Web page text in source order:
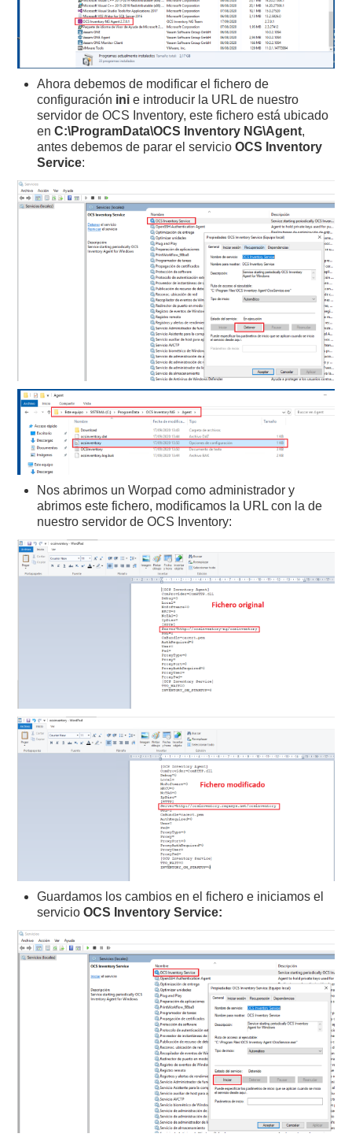
Ahora debemos de modificar el fichero de
configuración ini e introducir la URL de nuestro
servidor de OCS Inventory, este fichero está ubicado
enC:\ProgramData\OCS Inventory NG\Agent,
antes debemos de parar el servicioOCS Inventory
Service:
Nos abrimos un Worpad como administrador y
abrimos este fichero, modificamos la URL con la de
nuestro servidor de OCS Inventory:
Guardamos los cambios en el fichero e iniciamos el
servicioOCS Inventory Service: